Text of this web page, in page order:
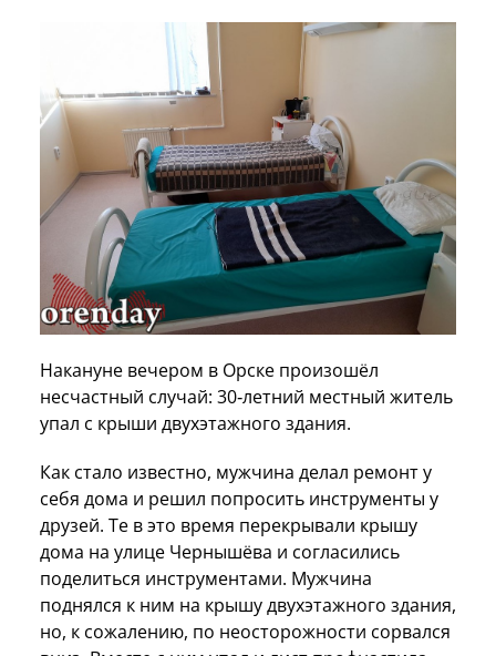
Накануне вечером в Орске произошёл
несчастный случай: 30‑летний местный житель
упал с крыши двухэтажного здания.
Как стало известно, мужчина делал ремонт у
себя дома и решил попросить инструменты у
друзей. Те в это время перекрывали крышу
дома на улице Чернышёва и согласились
поделиться инструментами. Мужчина
поднялся к ним на крышу двухэтажного здания,
но, к сожалению, по неосторожности сорвался